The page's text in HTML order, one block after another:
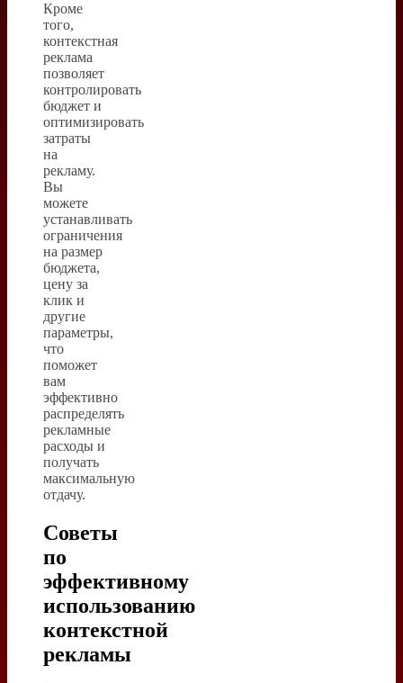
Кроме
того,
контекстная
реклама
позволяет
контролировать
бюджет и
оптимизировать
затраты
на
рекламу.
Вы
можете
устанавливать
ограничения
на размер
бюджета,
цену за
клик и
другие
параметры,
что
поможет
вам
эффективно
распределять
рекламные
расходы и
получать
максимальную
отдачу.
Советы
по
эффективному
использованию
контекстной
рекламы